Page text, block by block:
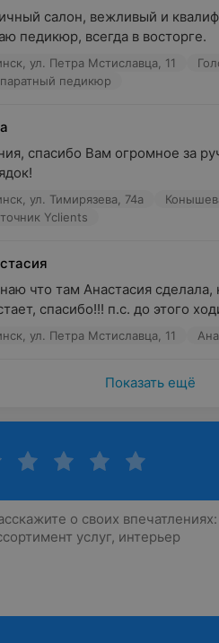
салонов:
2 этаж;
ТРЦ Dana Mall, 2 этаж.
угощения для клиентов.
на услуги с бесплатной
«Мы готовы
салон, вежливый и
педикюр, всегда в восторге.
ул. Петра Мстиславца, 11
педикюр
спасибо Вам огромное за
ул. Тимирязева, 74а
Yclients
что там Анастасия
спасибо!!! п.с. до этого
ул. Петра Мстиславца, 11
Показать ещё